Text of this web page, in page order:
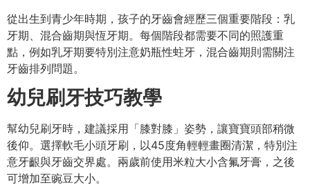
從出生到青少年時期，孩子的牙齒會經歷三個重要階段：乳
牙期、混合齒期與恆牙期。每個階段都需要不同的照護重
點，例如乳牙期要特別注意奶瓶性蛀牙，混合齒期則需關注
牙齒排列問題。
幼兒刷牙技巧教學
幫幼兒刷牙時，建議採用「膝對膝」姿勢，讓寶寶頭部稍微
後仰。選擇軟毛小頭牙刷，以45度角輕輕畫圈清潔，特別注
意牙齦與牙齒交界處。兩歲前使用米粒大小含氟牙膏，之後
可增加至豌豆大小。